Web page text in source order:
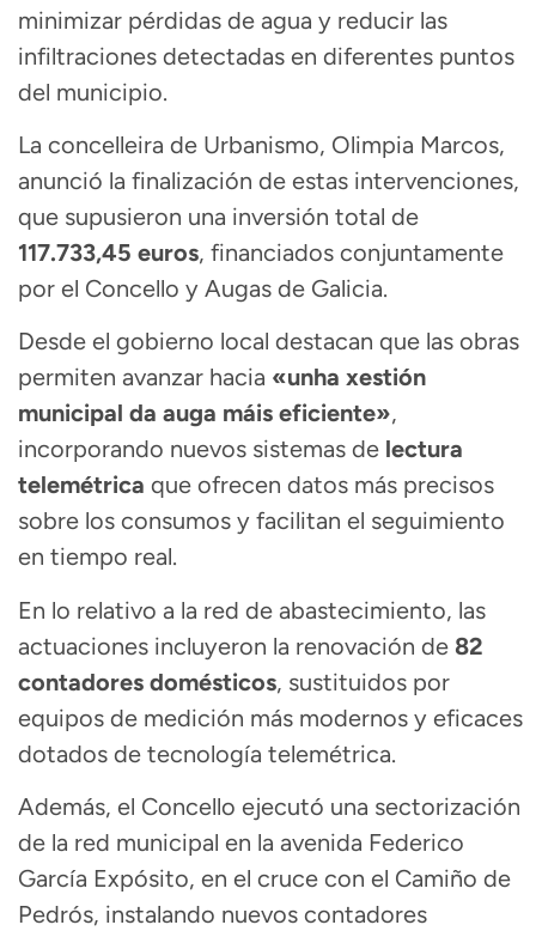
minimizar pérdidas de agua y reducir las
infiltraciones detectadas en diferentes puntos
del municipio.
La concelleira de Urbanismo, Olimpia Marcos,
anunció la finalización de estas intervenciones,
que supusieron una inversión total de
117.733,45 euros, financiados conjuntamente
por el Concello y Augas de Galicia.
Desde el gobierno local destacan que las obras
permiten avanzar hacia «unha xestión
municipal da auga máis eficiente»,
incorporando nuevos sistemas de lectura
telemétrica que ofrecen datos más precisos
sobre los consumos y facilitan el seguimiento
en tiempo real.
En lo relativo a la red de abastecimiento, las
actuaciones incluyeron la renovación de 82
contadores domésticos, sustituidos por
equipos de medición más modernos y eficaces
dotados de tecnología telemétrica.
Además, el Concello ejecutó una sectorización
de la red municipal en la avenida Federico
García Expósito, en el cruce con el Camiño de
Pedrós, instalando nuevos contadores